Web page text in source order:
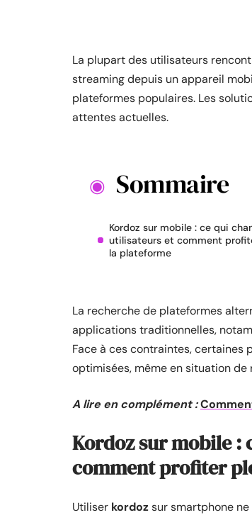
La plupart des utilisateurs
streaming depuis un appareil
plateformes populaires. Les
attentes actuelles.
Sommaire
Kordoz sur mobile : ce qui
utilisateurs et comment
la plateforme
La recherche de plateformes
applications traditionnelles,
Face à ces contraintes, certaines
optimisées, même en situation
A lire en complément :
Kordoz sur mobile :
comment profiter
Utiliser kordozsur smartphone ne